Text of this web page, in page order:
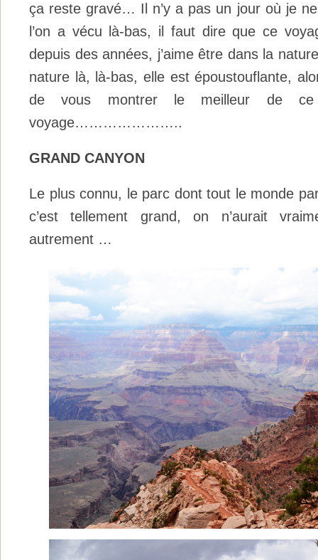
ça reste gravé… Il n’y a pas un jour où je
l’on a vécu là-bas, il faut dire que ce
depuis des années, j’aime être dans la
nature là, là-bas, elle est époustouflante,
de vous montrer le meilleur de
voyage…………………..
GRAND CANYON
Le plus connu, le parc dont tout le monde
c’est tellement grand, on n’aurait
autrement …